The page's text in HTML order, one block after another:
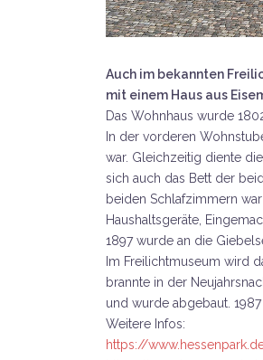
Auch im bekannten
mit einem Haus aus
Das Wohnhaus wurde
In der vorderen
war. Gleichzeitig diente
sich auch das Bett der
beiden Schlafzimmern
Haushaltsgeräte,
1897 wurde an die
Im Freilichtmuseum wird
brannte in der
und wurde abgebaut.
Weitere Infos:
https://